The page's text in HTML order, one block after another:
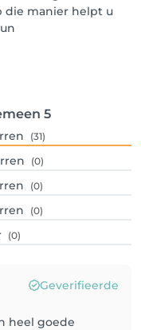
die manier helpt u
5
(31)
(0)
(0)
(0)
(0)
Geverifieerde
heel goede